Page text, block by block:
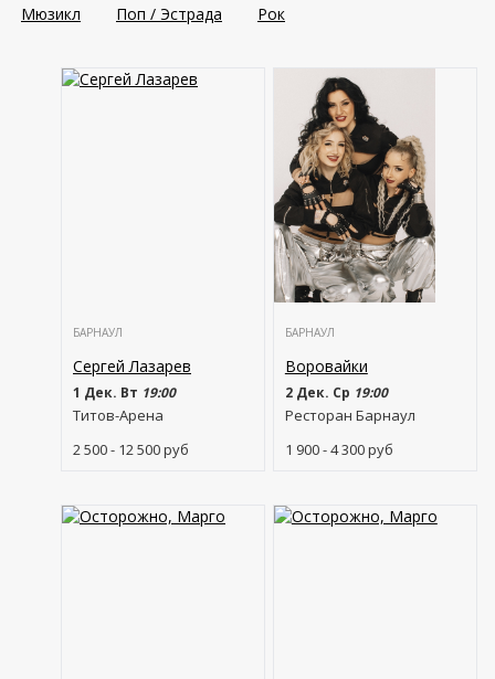
Мюзикл
Поп / Эстрада Рок
БАРНАУЛ
Сергей Лазарев
1 Дек. Вт 19:00
Титов-Арена
2 500 - 12 500руб
БАРНАУЛ
Воровайки
2 Дек. Ср 19:00
Ресторан Барнаул
1 900 - 4 300руб